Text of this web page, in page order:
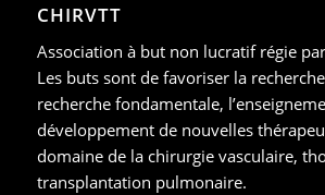
CHIRVTT
Association à but non lucratif régie
Les buts sont de favoriser la
recherche fondamentale,
développement de nouvelles
domaine de la chirurgie vasculaire,
transplantation pulmonaire.